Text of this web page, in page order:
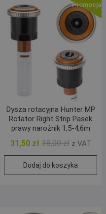
Promocja!
Dysza rotacyjna Hunter MP
Rotator Right Strip Pasek
prawy narożnik 1,5-4,6m
38,00zł Pierwotna
cena
wynosiła:
38,00 zł.
31,50 zł
Aktualna
cena
wynosi:
31,50 zł.
z VAT
Dodaj do koszyka